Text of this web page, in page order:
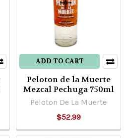
ADD TO CART
Peloton de la Muerte
Mezcal Pechuga 750ml
Peloton De La Muerte
$52.99